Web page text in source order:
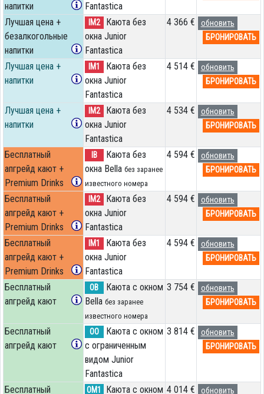
напитки
Fantastica
Лучшая цена +
безалкогольные
напитки
IM2
Каюта без
окна Junior
Fantastica
4 366 €
обновить
БРОНИРОВАТЬ
Лучшая цена +
напитки
IM1
Каюта без
окна Junior
Fantastica
4 514 €
обновить
БРОНИРОВАТЬ
Лучшая цена +
напитки
IM2
Каюта без
окна Junior
Fantastica
4 534 €
обновить
БРОНИРОВАТЬ
Бесплатный
апгрейд кают +
Premium Drinks
IB
Каюта без
окна Bella без заранее
известного номера
4 594 €
обновить
БРОНИРОВАТЬ
Бесплатный
апгрейд кают +
Premium Drinks
IM2
Каюта без
окна Junior
Fantastica
4 594 €
обновить
БРОНИРОВАТЬ
Бесплатный
апгрейд кают +
Premium Drinks
IM1
Каюта без
окна Junior
Fantastica
4 594 €
обновить
БРОНИРОВАТЬ
Бесплатный
апгрейд кают
OB
Каюта с окном
Bella без заранее
известного номера
3 754 €
обновить
БРОНИРОВАТЬ
Бесплатный
апгрейд кают
OO
Каюта с окном
с ограниченным
видом Junior
Fantastica
3 814 €
обновить
БРОНИРОВАТЬ
Бесплатный
OM1
Каюта с окном 4 014 €
обновить